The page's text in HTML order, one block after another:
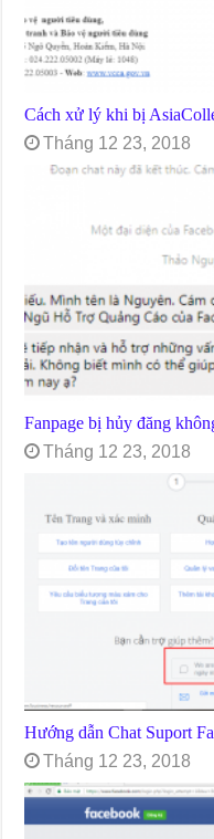
Cách xử lý khi bị
Tháng 12 23, 2018
Fanpage bị hủy đăng
Tháng 12 23, 2018
Hướng dẫn Chat Suport
Tháng 12 23, 2018